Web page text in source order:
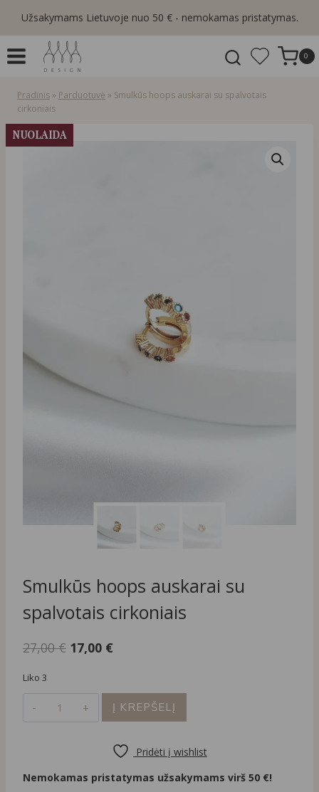
content
Užsakymams Lietuvoje nuo 50 € - nemokamas pristatymas.
0
Pradinis » Parduotuvė » Smulkūs hoops auskarai su spalvotais
cirkoniais
NUOLAIDA
Smulkūs hoops auskarai su
spalvotais cirkoniais
27,00€ Original
27,00 €.
17,00 €
17,00 €.
Liko 3
su
Į KREPŠELĮ
Pridėti į wishlist
Nemokamas pristatymas užsakymams virš 50 €!